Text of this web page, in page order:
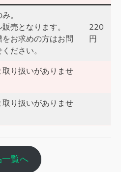
。
売となります。
お求めの方はお問
ださい。
220
円
取り扱いがありませ
取り扱いがありませ
覧へ